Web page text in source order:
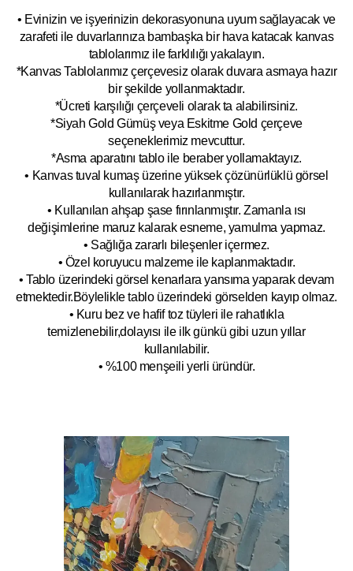
• Evinizin ve işyerinizin dekorasyonuna uyum sağlayacak ve
zarafeti ile duvarlarınıza bambaşka bir hava katacak kanvas
tablolarımız ile farklılığı yakalayın.
*Kanvas Tablolarımız çerçevesiz olarak duvara asmaya hazır
bir şekilde yollanmaktadır.
*Ücreti karşılığı çerçeveli olarak ta alabilirsiniz.
*Siyah Gold Gümüş veya Eskitme Gold çerçeve
seçeneklerimiz mevcuttur.
*Asma aparatını tablo ile beraber yollamaktayız.
• Kanvas tuval kumaş üzerine yüksek çözünürlüklü görsel
kullanılarak hazırlanmıştır.
• Kullanılan ahşap şase fırınlanmıştır. Zamanla ısı
değişimlerine maruz kalarak esneme, yamulma yapmaz.
• Sağlığa zararlı bileşenler içermez.
• Özel koruyucu malzeme ile kaplanmaktadır.
• Tablo üzerindeki görsel kenarlara yansıma yaparak devam
etmektedir.Böylelikle tablo üzerindeki görselden kayıp olmaz.
• Kuru bez ve hafif toz tüyleri ile rahatlıkla
temizlenebilir,dolayısı ile ilkgünkü gibi uzun yıllar
kullanılabilir.
• %100 menşeili yerli üründür.